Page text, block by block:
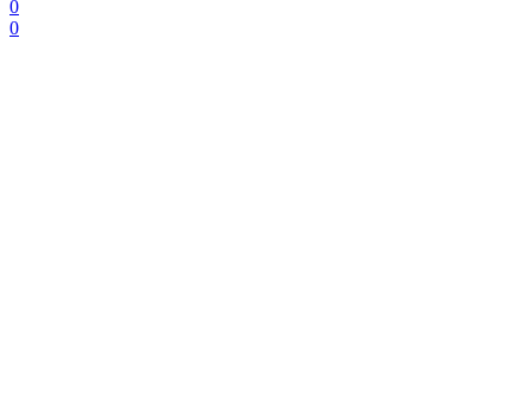
0
0